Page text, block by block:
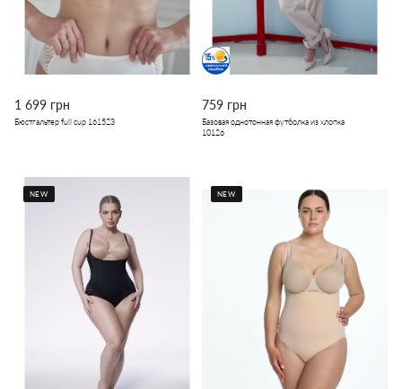
1 699 грн
Бюстгальтер full cup 161523
759 грн
Базовая однотонная футболка из хлопка
10126
NEW NEW